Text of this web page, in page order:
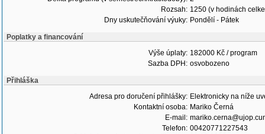
Rozsah: 1250 (v hodinách
Dny uskutečňování výuky: Pondělí - Pátek
Poplatky a financování
Výše úplaty: 182000 Kč / program
Sazba DPH: osvobozeno
Přihláška
Adresa pro doručení přihlášky: Elektronicky na níže
Kontaktní osoba: Mariko Černá
E-mail:
Telefon: 00420771227543